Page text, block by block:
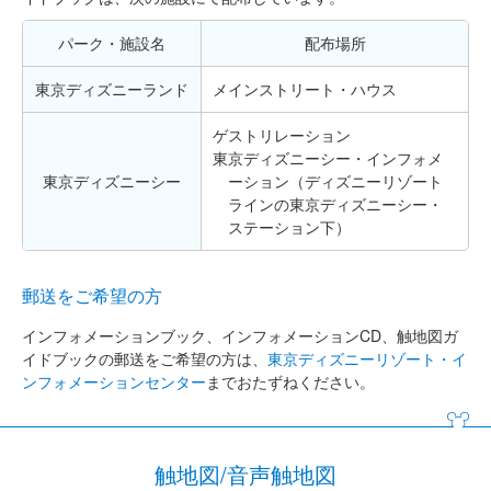
パーク・施設名 配布場所
東京ディズニーランド メインストリート・ハウス
東京ディズニーシー
ゲストリレーション
東京ディズニーシー・インフォメ
ーション（ディズニーリゾート
ラインの東京ディズニーシー・
ステーション下）
郵送をご希望の方
インフォメーションブック、インフォメーションCD、触地図ガ
イドブックの郵送をご希望の方は、 東京ディズニーリゾート・イ
ンフォメーションセンター までおたずねください。
触地図/音声触地図